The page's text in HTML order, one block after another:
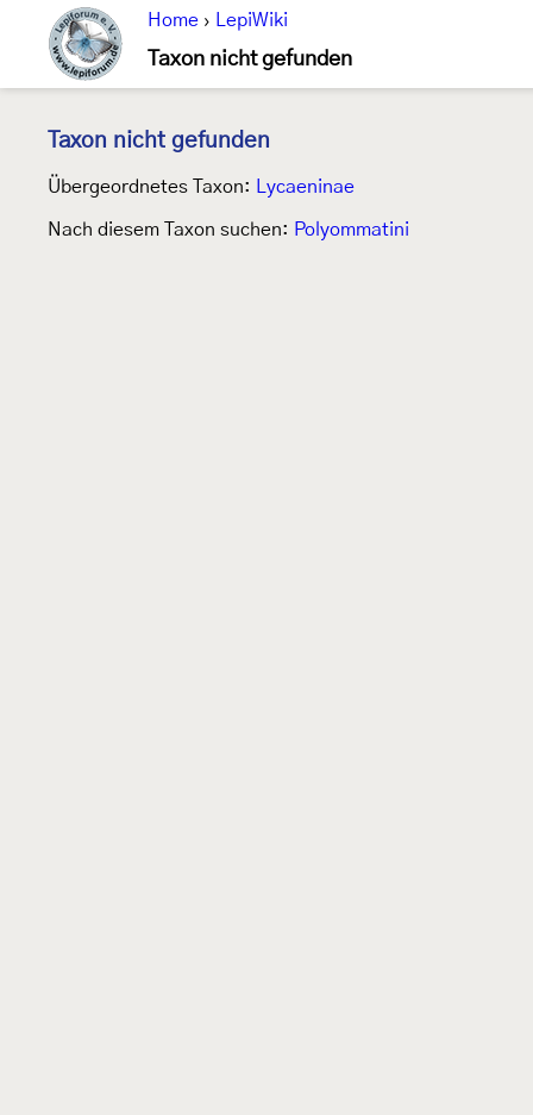
Home › LepiWiki
Taxon nicht gefunden
Taxon nicht gefunden
Übergeordnetes Taxon: Lycaeninae
Nach diesem Taxon suchen: Polyommatini